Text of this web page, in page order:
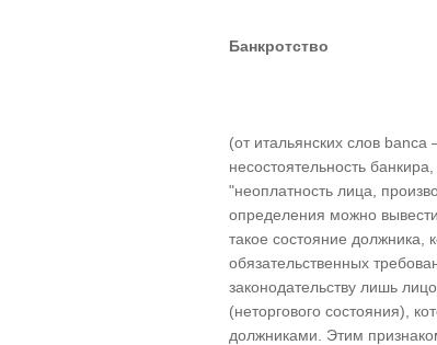
Банкротство
(от итальянских слов
несостоятельность
"неоплатность лица,
определения можно
такое состояние должника,
обязательственных
законодательству лишь
(неторгового состояния),
должниками. Этим